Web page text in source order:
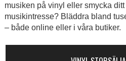
musiken på vinyl eller smycka
musikintresse? Bläddra bland
– både online eller i våra butiker.